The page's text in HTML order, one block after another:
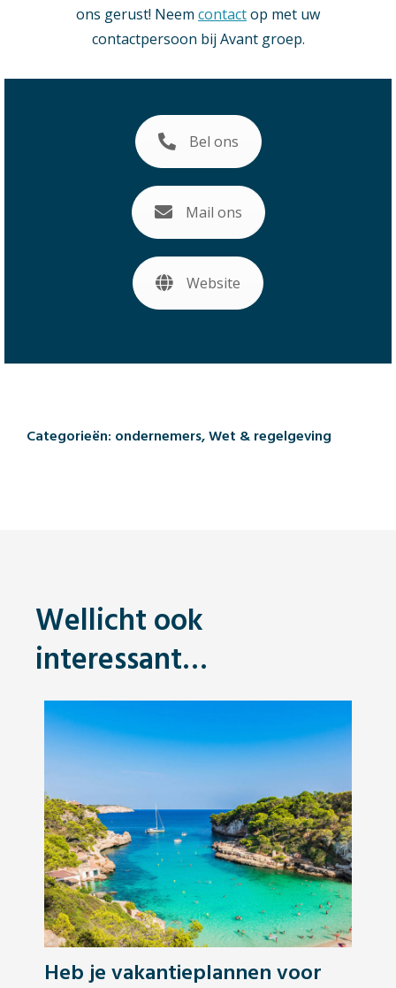
ons gerust! Neem contactop met uw
contactpersoon bij Avant groep.
Bel ons
Mail ons
Website
Categorieën: ondernemers,Wet & regelgeving
Wellicht ook
interessant…
Heb je vakantieplannen voor